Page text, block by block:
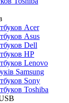
Acer
Asus
Dell
HP
Lenovo
Samsung
Sony
Toshiba